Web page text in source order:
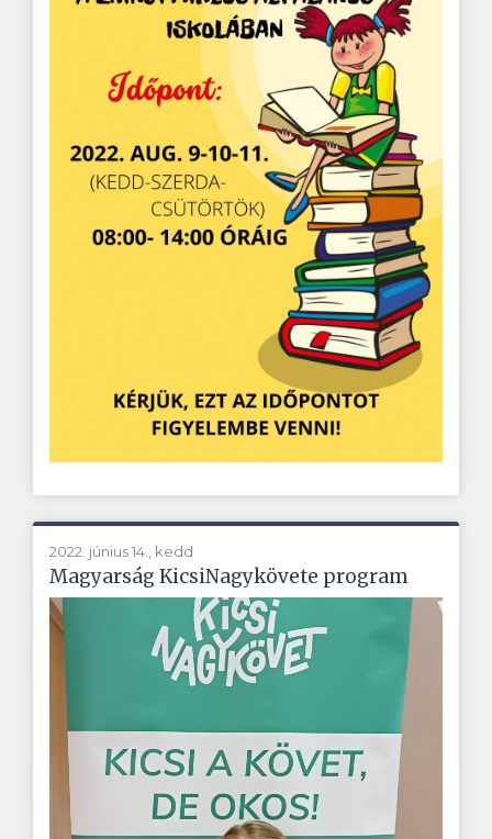
2022. június 14., kedd
Magyarság KicsiNagykövete program